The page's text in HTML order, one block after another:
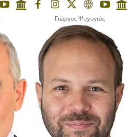
Γιώργος Ψυχογιός